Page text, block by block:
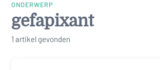
ONDERWERP
gefapixant
1 artikel gevonden